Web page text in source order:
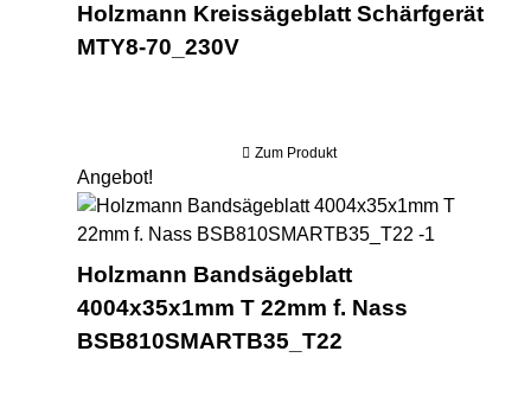
Holzmann Kreissägeblatt Schärfgerät
MTY8-70_230V
Zum Produkt
Angebot!
Holzmann Bandsägeblatt
4004x35x1mm T 22mm f. Nass
BSB810SMARTB35_T22